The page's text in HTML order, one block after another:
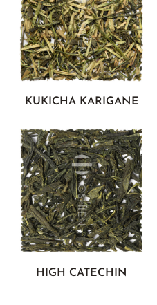
KUKICHA KARIGANE
HIGH CATECHIN